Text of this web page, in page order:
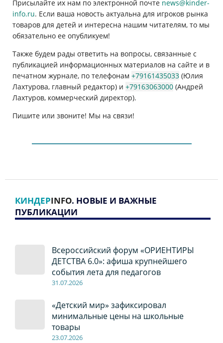
Присылайте их нам по электронной почте news@kinder-
info.ru. Если ваша новость актуальна для игроков рынка
товаров для детей и интересна нашим читателям, то мы
обязательно ее опубликуем!
Также будем рады ответить на вопросы, связанные с
публикацией информационных материалов на сайте и в
печатном журнале, по телефонам +79161435033 (Юлия
Лахтурова, главный редактор) и +79163063000 (Андрей
Лахтуров, коммерческий директор).
Пишите или звоните! Мы на связи!
КИНДЕРINFO. НОВЫЕ И ВАЖНЫЕ
ПУБЛИКАЦИИ
Всероссийский форум «ОРИЕНТИРЫ
ДЕТСТВА 6.0»: афиша крупнейшего
события лета для педагогов
31.07.2026
«Детский мир» зафиксировал
минимальные цены на школьные
товары
23.07.2026